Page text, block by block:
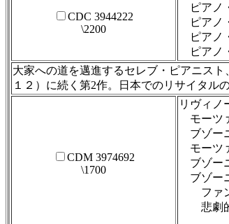
CDC 3944222
\2200
ピアノ
ピアノ
ピアノ
ピアノ
大家への道を邁進するセレブ・ピアニス
１２）に続く第2作。日本でのリサイタル
CDM 3974692
\1700
リヴィノ
モーツ
ブゾー
モーツ
ブゾー
ブゾー
ファン
悲劇的